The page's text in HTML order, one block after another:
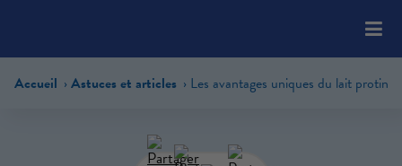
includes
Accueil Astuces et articles